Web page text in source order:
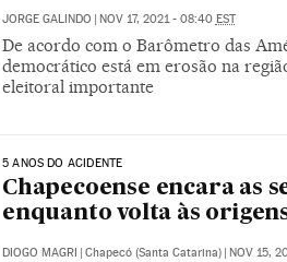
JORGE GALINDO | NOV 17, 2021 - 08:40 EST
De acordo com o Barômetro das
democrático está em erosão na
eleitoral importante
5 ANOS DO ACIDENTE
Chapecoense encara as
enquanto volta às
DIOGO MAGRI Chapecó (Santa Catarina) NOV 15,